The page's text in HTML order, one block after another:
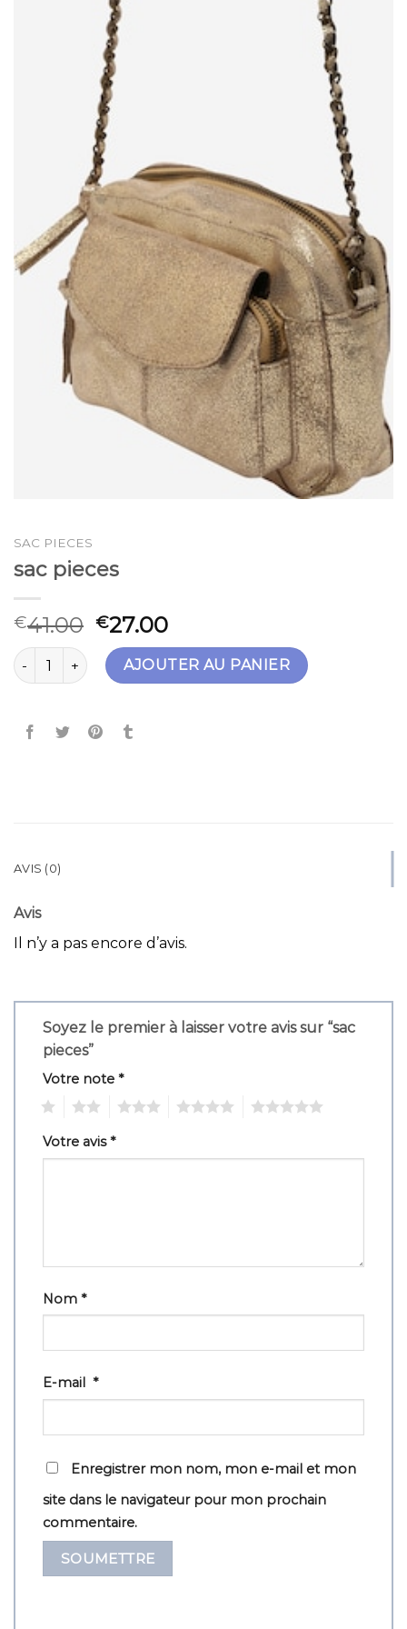
SAC PIECES
sac pieces
€41.00 €27.00
quantité de sac piecesAJOUTER AU PANIER
AVIS (0)
Avis
Il n’y a pas encore d’avis.
Soyez le premier à laisser votre avis sur “sac
pieces”
Votre note *
Votre avis*
Nom *
E-mail *
Enregistrer mon nom, mon e-mail et mon
site dans le navigateur pour mon prochain
commentaire.